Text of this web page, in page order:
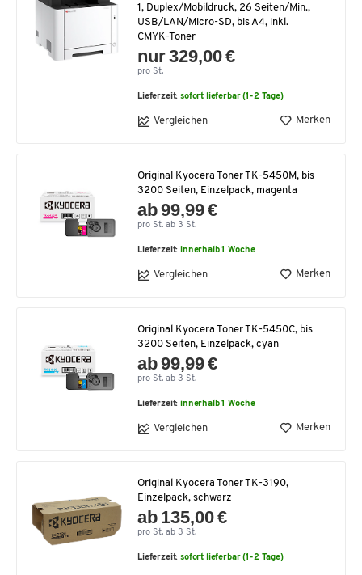
1, Duplex/Mobildruck, 26 Seiten/Min.,
USB/LAN/Micro-SD, bis A4, inkl.
CMYK-Toner
nur 329,00 €
pro St.
Lieferzeit:sofort lieferbar (1-2 Tage)
Vergleichen Merken
Original Kyocera Toner TK-5450M, bis
3200 Seiten, Einzelpack, magenta
ab 99,99 €
pro St. ab 3 St.
Lieferzeit:innerhalb 1 Woche
Vergleichen Merken
Original Kyocera Toner TK-5450C, bis
3200 Seiten, Einzelpack, cyan
ab 99,99 €
pro St. ab 3 St.
Lieferzeit:innerhalb 1 Woche
Vergleichen Merken
Original Kyocera Toner TK-3190,
Einzelpack, schwarz
ab 135,00 €
pro St. ab 3 St.
Lieferzeit:sofort lieferbar (1-2 Tage)